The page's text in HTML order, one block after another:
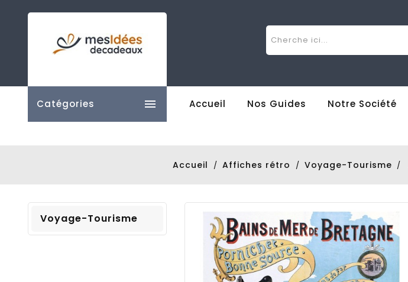
Catégories  Accueil Nos Guides Notre Société
Accueil Affiches rétro Voyage-Tourisme
Voyage-Tourisme